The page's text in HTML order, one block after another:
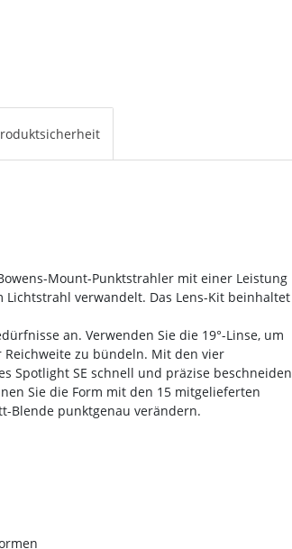
Mount-Punktstrahler mit einer Leistung
verwandelt. Das Lens-Kit beinhaltet
an. Verwenden Sie die 19°-Linse, um
zu bündeln. Mit den vier
Spotlight SE schnell und präzise beschneiden
Sie die Form mit den 15 mitgelieferten
Blende punktgenau verändern.